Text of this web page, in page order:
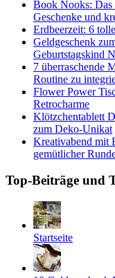
Book Nooks: Das
Geschenke und
Erdbeerzeit: 6
Geldgeschenk
Geburtstagskind
7 überraschende
Routine zu
Flower Power
Retrocharme
Klötzchentablett
zum Deko-Unikat
Kreativabend mit
gemütlicher
Top-Beiträge und
Startseite